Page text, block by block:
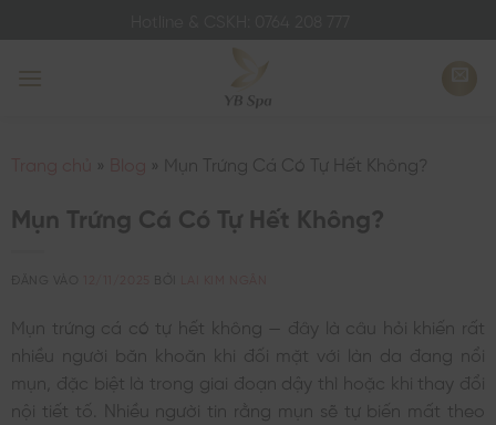
» » Mụn Trứng Cá Có Tự Hết Không?
Mụn Trứng Cá Có Tự Hết Không?
Mụn trứng cá có tự hết không — đây là câu hỏi khiến rất
nhiều người băn khoăn khi đối mặt với làn da đang nổi
mụn, đặc biệt là trong giai đoạn dậy thì hoặc khi thay đổi
nội tiết tố. Nhiều người tin rằng mụn sẽ tự biến mất theo